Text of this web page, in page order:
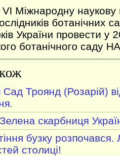
VI Міжнародну
ботанічних
України провести у
ботанічного саду
Троянд (Розарій)
скарбниця
бузку
столиці!